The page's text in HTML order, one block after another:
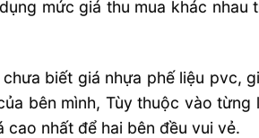
mức giá thu mua khác nhau
biết giá nhựa phế liệu pvc,
bên mình, Tùy thuộc vào từng
nhất để hai bên đều vui vẻ.